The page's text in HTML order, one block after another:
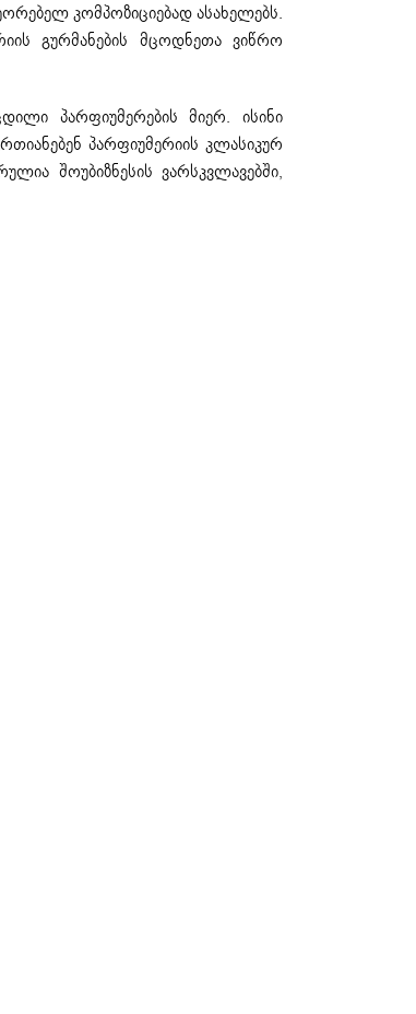
კომპოზიციებად ასახელებს.
გურმანების მცოდნეთა ვიწრო
პარფიუმერების მიერ. ისინი
პარფიუმერიის კლასიკურ
შოუბიზნესის ვარსკვლავებში,